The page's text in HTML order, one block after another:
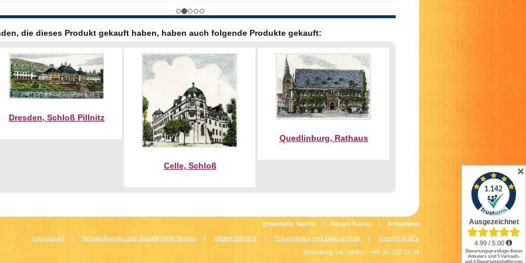
die dieses Produkt gekauft haben, haben auch folgende Produkte gekauft:
Dresden, Schloß Pillnitz
Celle, Schloß
Quedlinburg, Rathaus
Erweiterte Suche | Neues Konto | Anmelden
Impressum | Versandkosten und Bezahlmöglichkeiten|Widerrufsrecht | Privatsphäre und Datenschutz |Unsere AGB's
Bestellung via Telefon: +49-30-302 32 34
✕